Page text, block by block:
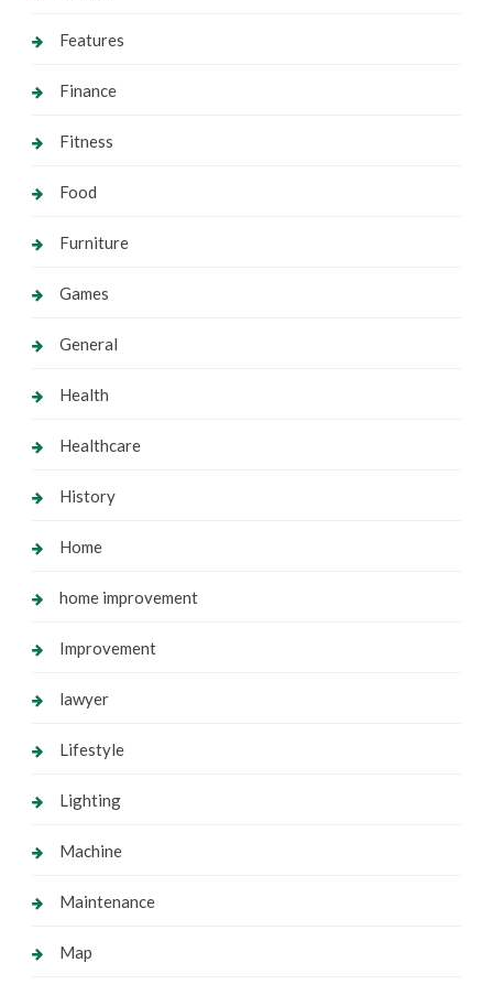
Features
Finance
Fitness
Food
Furniture
Games
General
Health
Healthcare
History
Home
home improvement
Improvement
lawyer
Lifestyle
Lighting
Machine
Maintenance
Map